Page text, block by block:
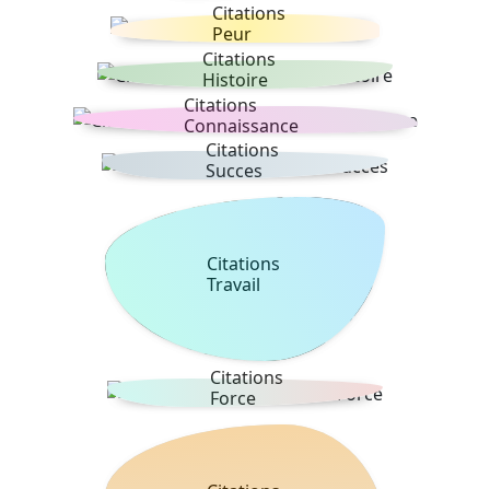
Citations
Peur
Citations
Histoire
Citations
Connaissance
Citations
Succes
Citations
Travail
Citations
Force